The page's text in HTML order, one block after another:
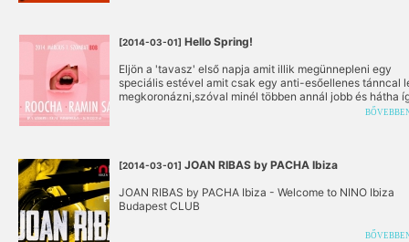
[2014-03-01] Hello Spring!
Eljön a 'tavasz' első napja amit illik megünnepleni egy
speciális estével amit csak egy anti-esőellenes tánncal
megkoronázni,szóval minél többen annál jobb és hátha
[2014-03-01] JOAN RIBAS by PACHA Ibiza
JOAN RIBAS by PACHA Ibiza - Welcome to NINO Ibiza
Budapest CLUB